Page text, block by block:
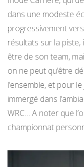
dans une modeste
progressivement
résultats sur la piste,
être de son team,
on ne peut qu’être
l’ensemble, et pour
immergé dans
WRC… A noter que
championnat